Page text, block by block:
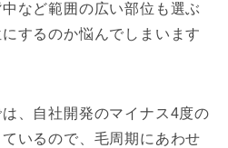
など範囲の広い部位も選ぶ
するのか悩んでしまいます
、自社開発のマイナス4度の
いるので、毛周期にあわせ